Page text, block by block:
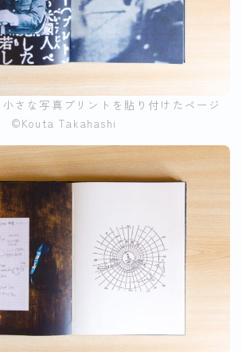
小さな写真プリントを貼り付けたページ
©︎Kouta Takahashi